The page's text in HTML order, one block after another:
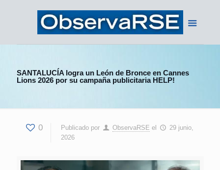
SANTALUCÍA logra un León de Bronce en Cannes
Lions 2026 por su campaña publicitaria HELP!
0 Publicado por ObservaRSE el
29 junio,
2026